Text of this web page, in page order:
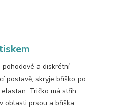
pohodové a diskrétní
postavě, skryje bříško po
Tričko má střih
oblasti prsou a bříška,